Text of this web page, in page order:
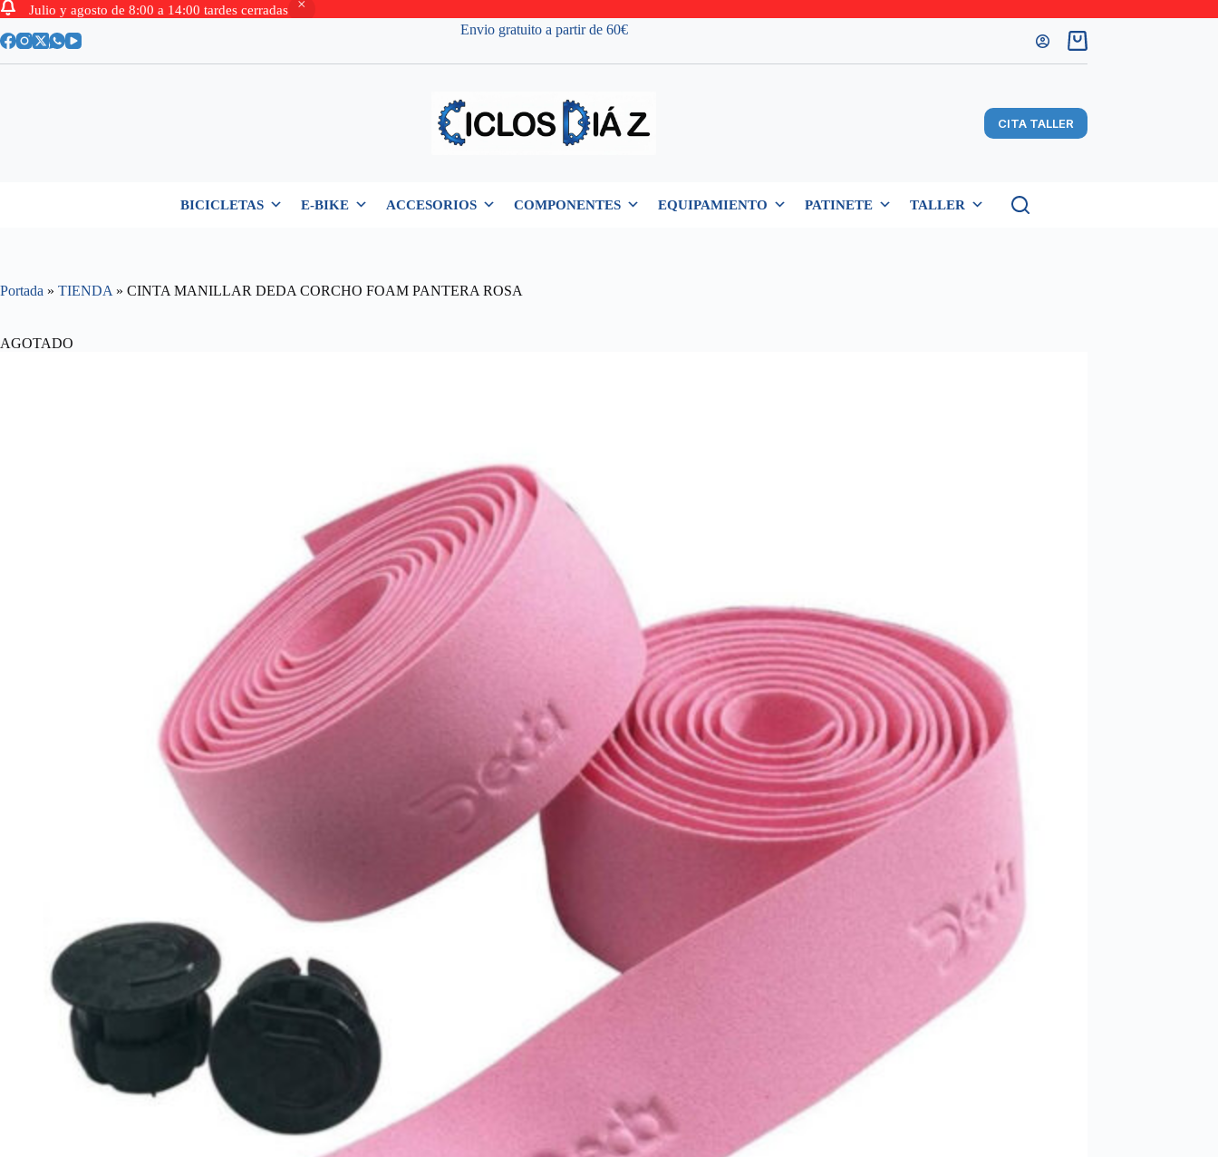
Julio y agosto de 8:00 a 14:00 tardes cerradas
al
Envio gratuito a partir de 60€
Carro
de
CITA TALLER
BICICLETAS E-BIKE ACCESORIOS COMPONENTES EQUIPAMIENTO PATINETE TALLER
Portada » TIENDA » CINTA MANILLAR DEDA CORCHO FOAM PANTERA ROSA
AGOTADO